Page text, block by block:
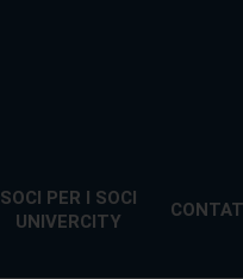
SOCI PER I SOCI
UNIVERCITY